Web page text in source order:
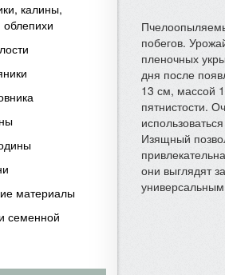
калины,
материалы
семенной
побегов.
пленочных
дня после
13 см, массой
пятнистости.
Изящный
они выглядят